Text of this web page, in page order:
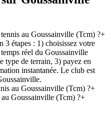
au Goussainville (Tcm) ?+
3 étapes : 1) choisissez votre
réel du Goussainville
type de terrain, 3) payez en
instantanée. Le club est
au Goussainville (Tcm) ?+
Goussainville (Tcm) ?+